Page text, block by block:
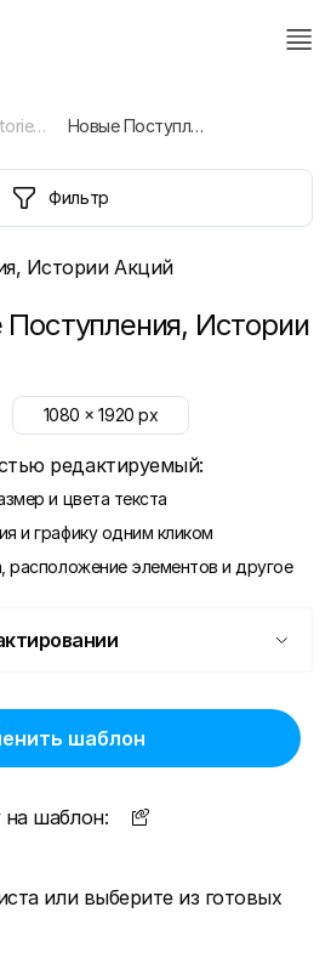
Facebook Stories Новые Поступления, Истории Акций
Фильтр
Истории
1080 x1920 px
редактируемый:
и цвета текста
и графику одним кликом
расположение элементов и другое
шаблон
на шаблон:
или выберите из готовых